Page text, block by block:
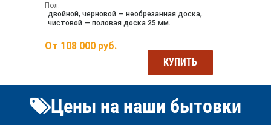
Пол:
двойной, черновой — необрезанная доска,
чистовой — половая доска 25 мм.
От 108 000 руб.
КУПИТЬ
Цены на наши бытовки